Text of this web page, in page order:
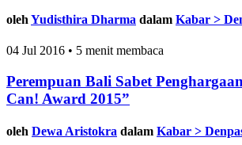
oleh Yudisthira Dharma dalam Kabar >
04 Jul 2016 • 5 menit membaca
Perempuan Bali Sabet
Can! Award 2015”
oleh Dewa Aristokra dalam Kabar >